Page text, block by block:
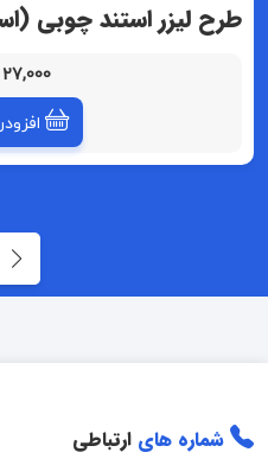
طرح لیزر استند چوبی
27,000 تومان
شماره های ارتباطی